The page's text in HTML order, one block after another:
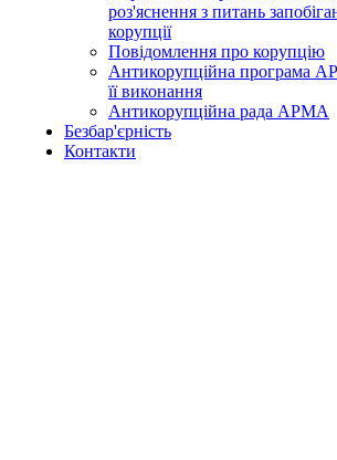
роз'яснення з питань
корупції
Повідомлення про корупцію
Антикорупційна програма
її виконання
Антикорупційна рада АРМА
Безбар'єрність
Контакти